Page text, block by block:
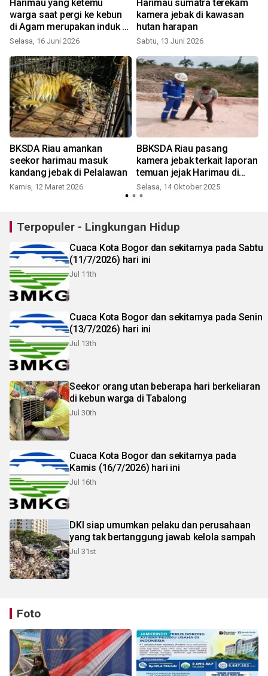
Harimau yang ketemu
warga saat pergi ke kebun
di Agam merupakan induk &
anak
Selasa, 16 Juni 2026
Harimau sumatra terekam
kamera jebak di kawasan
hutan harapan
Sabtu, 13 Juni 2026
BKSDA Riau amankan
seekor harimau masuk
kandang jebak di Pelalawan
Kamis, 12 Maret 2026
BBKSDA Riau pasang
kamera jebak terkait laporan
temuan jejak Harimau di
area kerja PHR
Selasa, 14 Oktober 2025
Terpopuler - Lingkungan Hidup
Cuaca Kota Bogor dan sekitarnya pada Sabtu
(11/7/2026) hari ini
Jul 11th
Cuaca Kota Bogor dan sekitarnya pada Senin
(13/7/2026) hari ini
Jul 13th
Seekor orang utan beberapa hari berkeliaran
di kebun warga di Tabalong
Jul 30th
Cuaca Kota Bogor dan sekitarnya pada
Kamis (16/7/2026) hari ini
Jul 16th
DKI siap umumkan pelaku dan perusahaan
yang tak bertanggung jawab kelola sampah
Jul 31st
Foto